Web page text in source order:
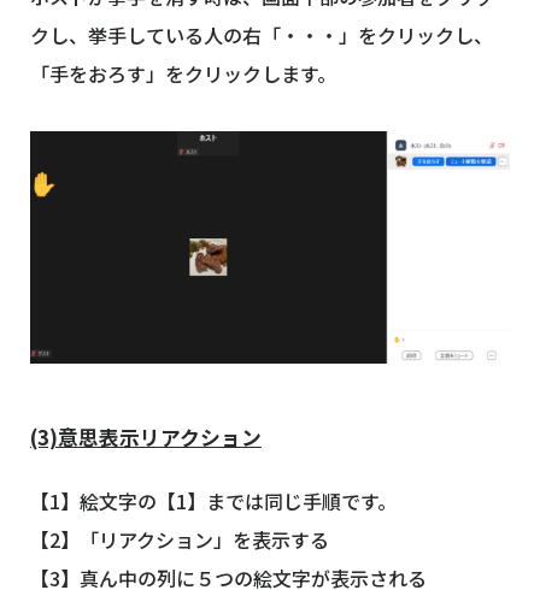
クし、挙手している人の右「・・・」をクリックし、
「手をおろす」をクリックします。
(3)意思表示リアクション
【1】絵文字の【1】までは同じ手順です。
【2】「リアクション」を表示する
【3】真ん中の列に５つの絵文字が表示される